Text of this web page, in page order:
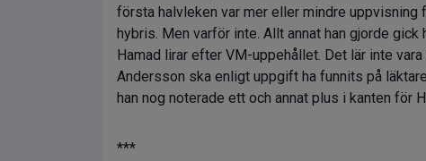
första halvleken var mer eller mindre uppvisning
hybris. Men varför inte. Allt annat han gjorde
Hamad lirar efter VM-uppehållet. Det lär inte
Andersson ska enligt uppgift ha funnits på
han nog noterade ett och annat plus i kanten för
***